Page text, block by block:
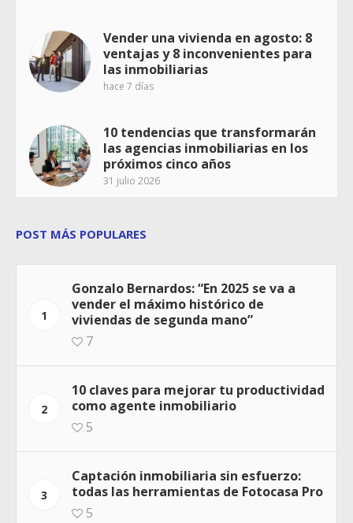
Vender una vivienda en agosto: 8
ventajas y 8 inconvenientes para
las inmobiliarias
hace 7 días
10 tendencias que transformarán
las agencias inmobiliarias en los
próximos cinco años
31 julio 2026
POST MÁS POPULARES
1
Gonzalo Bernardos: “En 2025 se va a
vender el máximo histórico de
viviendas de segunda mano”
7
2
10 claves para mejorar tu productividad
como agente inmobiliario
5
3
Captación inmobiliaria sin esfuerzo:
todas las herramientas de Fotocasa Pro
5